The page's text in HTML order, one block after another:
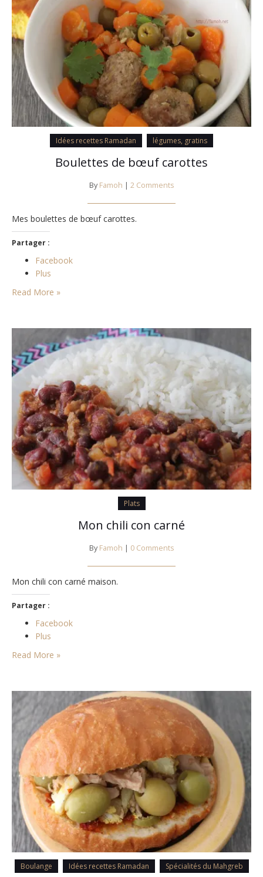
Idées recettes Ramadan légumes, gratins
Boulettes de bœuf carottes
By Famoh | 2 Comments
Mes boulettes de bœuf carottes.
Partager :
Facebook
Plus
Read More »
Plats
Mon chili con carné
By Famoh | 0 Comments
Mon chili con carné maison.
Partager :
Facebook
Plus
Read More »
Boulange Idées recettes Ramadan Spécialités du Mahgreb